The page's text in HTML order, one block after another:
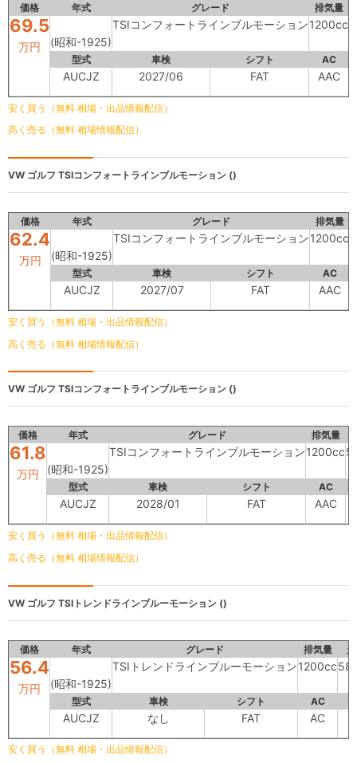
価格 年式 グレード 排気量
69.5
万円 (昭和-1925)
TSIコンフォートラインブルモーション1200cc
型式 車検 シフト AC
AUCJZ 2027/06 FAT AAC
安く買う（無料 相場・出品情報配信）
高く売る（無料 相場情報配信）
VW ゴルフ TSIコンフォートラインブルモーション ()
価格 年式 グレード 排気量
62.4
万円 (昭和-1925)
TSIコンフォートラインブルモーション1200cc
型式 車検 シフト AC
AUCJZ 2027/07 FAT AAC
安く買う（無料 相場・出品情報配信）
高く売る（無料 相場情報配信）
VW ゴルフ TSIコンフォートラインブルモーション ()
価格 年式 グレード 排気量
61.8
万円 (昭和-1925)
TSIコンフォートラインブルモーション1200cc
型式 車検 シフト AC
AUCJZ 2028/01 FAT AAC
安く買う（無料 相場・出品情報配信）
高く売る（無料 相場情報配信）
VW ゴルフ TSIトレンドラインブルーモーション ()
価格 年式 グレード 排気量
56.4
万円 (昭和-1925)
TSIトレンドラインブルーモーション1200cc
型式 車検 シフト AC
AUCJZ なし FAT AC
安く買う（無料 相場・出品情報配信）